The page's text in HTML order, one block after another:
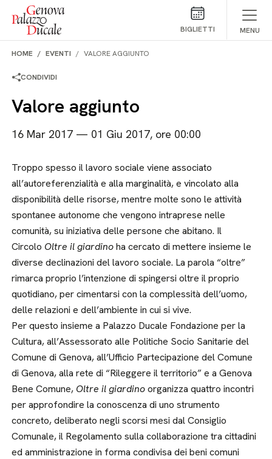
Salta al contenuto
BIGLIETTI MENU
HOME EVENTI VALORE AGGIUNTO
CONDIVIDI
Valore aggiunto
16 Mar 2017 — 01 Giu 2017, ore 00:00
Troppo spesso il lavoro sociale viene associato
all’autoreferenzialità e alla marginalità, e vincolato alla
disponibilità delle risorse, mentre molte sono le attività
spontanee autonome che vengono intraprese nelle
comunità, su iniziativa delle persone che abitano. Il
Circolo Oltre il giardinoha cercato di mettere insieme le
diverse declinazioni del lavoro sociale. La parola “oltre”
rimarca proprio l’intenzione di spingersi oltre il proprio
quotidiano, per cimentarsi con la complessità dell’uomo,
delle relazioni e dell’ambiente in cui si vive.
Per questo insieme a Palazzo Ducale Fondazione per la
Cultura, all’Assessorato alle Politiche Socio Sanitarie del
Comune di Genova, all’Ufficio Partecipazione del Comune
di Genova, alla rete di “Rileggere il territorio” e a Genova
Bene Comune, Oltre il giardinoorganizza quattro incontri
per approfondire la conoscenza di uno strumento
concreto, deliberato negli scorsi mesi dal Consiglio
Comunale, il Regolamento sulla collaborazione tra cittadini
ed amministrazione in forma condivisa dei beni comuni